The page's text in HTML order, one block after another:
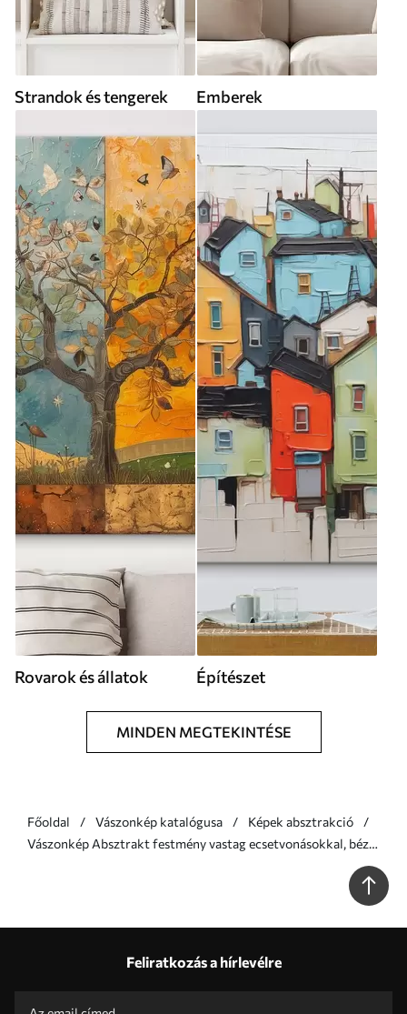
Strandok és tengerek Emberek
Rovarok és állatok Építészet
MINDEN MEGTEKINTÉSE
Főoldal Vászonkép katalógusa
Képek absztrakció
Vászonkép Absztrakt festmény vastag ecsetvonásokkal, bézs
Feliratkozás a hírlevélre